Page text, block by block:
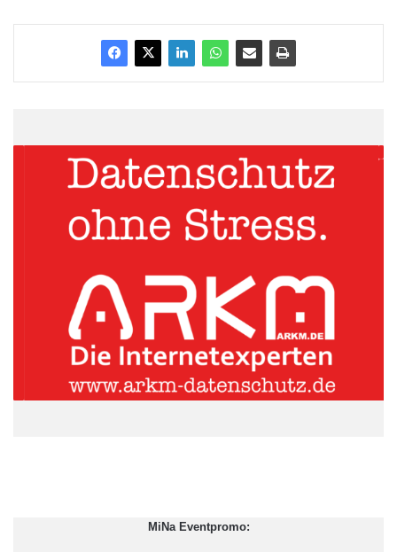
Bei einem um sieben Prozent auf 5,9 Milliarden Dollar (4,0
Milliarden Euro) gestiegenen Umsatz erhöhte sich der
Nettogewinn von Juli bis September gegenüber dem
View mitteilte. Damit übertrafen die Zahlen die Erwartungen von
ARKM.marketing
MiNa Eventpromo: